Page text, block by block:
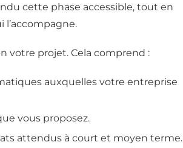
cette phase accessible, tout en
l’accompagne.
votre projet. Cela comprend :
auxquelles votre entreprise
vous proposez.
attendus à court et moyen terme.